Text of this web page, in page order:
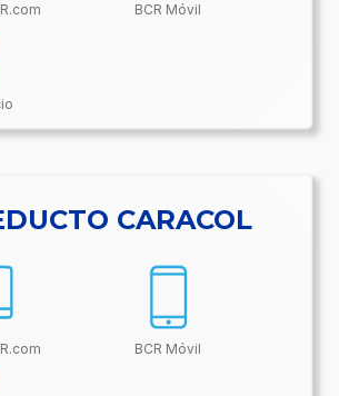
BCR Móvil
Conectividades/Acueductos
CARACOL
BCR Móvil